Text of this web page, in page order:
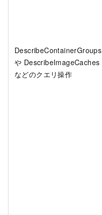
DescribeContainerGroups
や DescribeImageCaches
などのクエリ操作